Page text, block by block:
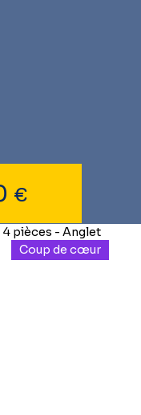
€
Coup de cœur